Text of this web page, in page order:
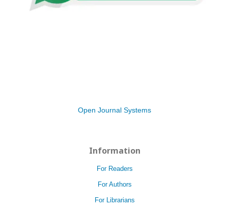
Open Journal Systems
Information
For Readers
For Authors
For Librarians